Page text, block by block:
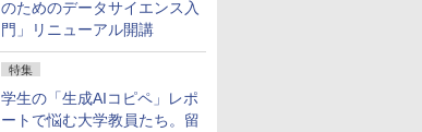
のためのデータサイエンス入
門」リニューアル開講
特集
学生の「生成AIコピペ」レポ
ートで悩む大学教員たち。留